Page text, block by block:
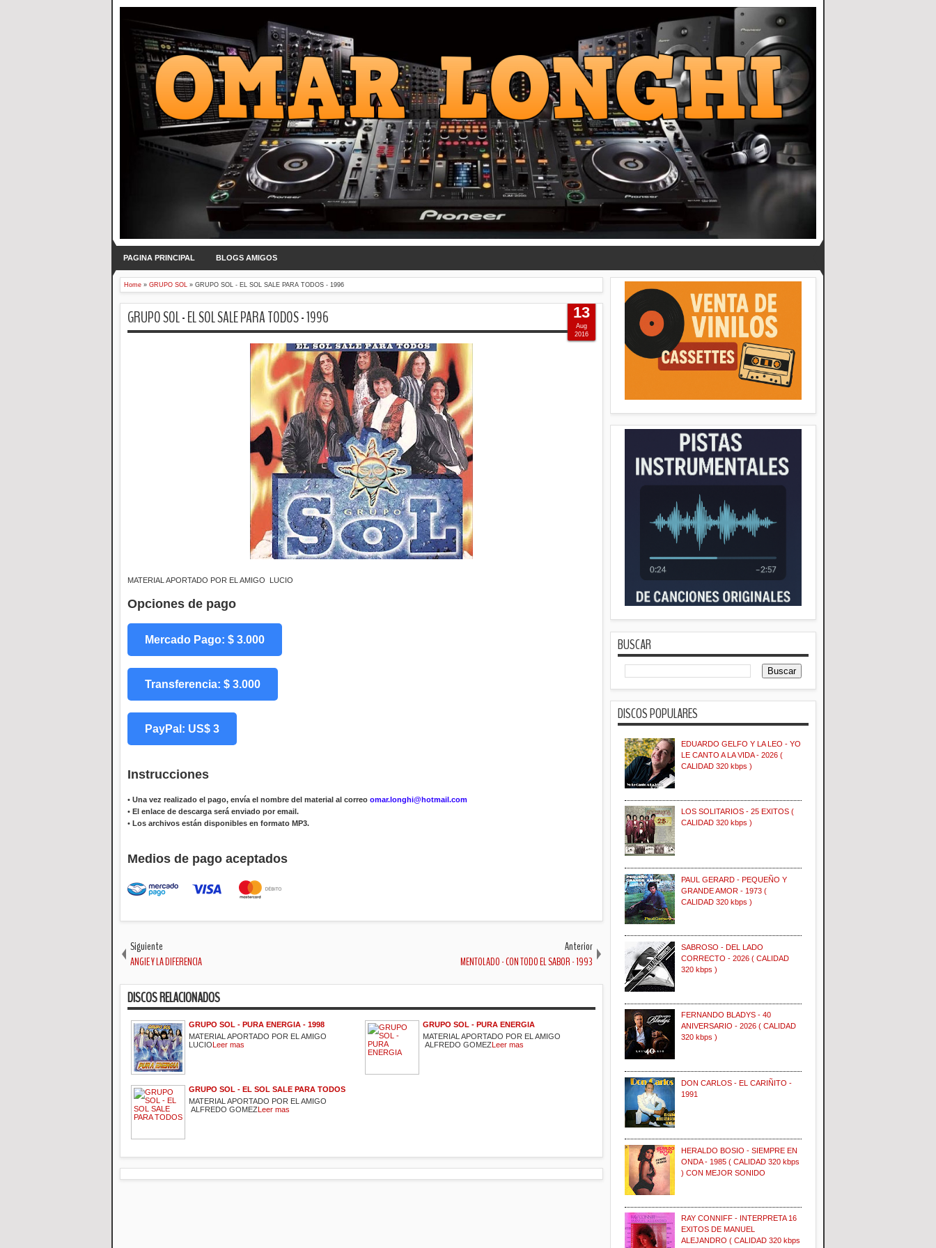
PAGINA PRINCIPAL BLOGS AMIGOS
Home » GRUPO SOL » GRUPO SOL - EL SOL SALE PARA TODOS - 1996
GRUPO SOL - EL SOL SALE PARA TODOS - 1996
MATERIAL APORTADO POR EL AMIGO LUCIO
Opciones de pago
Mercado Pago: $ 3.000
Transferencia: $ 3.000
PayPal: US$ 3
Instrucciones
• Una vez realizado el pago, envía el nombre del material al correo omar.longhi@hotmail.com
• El enlace de descarga será enviado por email.
• Los archivos están disponibles en formato MP3.
Medios de pago aceptados
13
Aug
2016
Siguiente
ANGIE Y LA DIFERENCIA
Anterior
MENTOLADO - CON TODO EL SABOR - 1993
DISCOS RELACIONADOS
GRUPO SOL - PURA ENERGIA - 1998
MATERIAL APORTADO POR EL AMIGO
LUCIOLeer mas
GRUPO SOL - PURA ENERGIA
MATERIAL APORTADO POR EL AMIGO
ALFREDO GOMEZLeer mas
GRUPO SOL - EL SOL SALE PARA TODOS
MATERIAL APORTADO POR EL AMIGO
ALFREDO GOMEZLeer mas
BUSCAR
DISCOS POPULARES
EDUARDO GELFO Y LA LEO - YO
LE CANTO A LA VIDA - 2026 (
CALIDAD 320 kbps )
LOS SOLITARIOS - 25 EXITOS (
CALIDAD 320 kbps )
PAUL GERARD - PEQUEÑO Y
GRANDE AMOR - 1973 (
CALIDAD 320 kbps )
SABROSO - DEL LADO
CORRECTO - 2026 ( CALIDAD
320 kbps )
FERNANDO BLADYS - 40
ANIVERSARIO - 2026 ( CALIDAD
320 kbps )
DON CARLOS - EL CARIÑITO -
1991
HERALDO BOSIO - SIEMPRE EN
ONDA - 1985 ( CALIDAD 320 kbps
) CON MEJOR SONIDO
RAY CONNIFF - INTERPRETA 16
EXITOS DE MANUEL
ALEJANDRO ( CALIDAD 320 kbps